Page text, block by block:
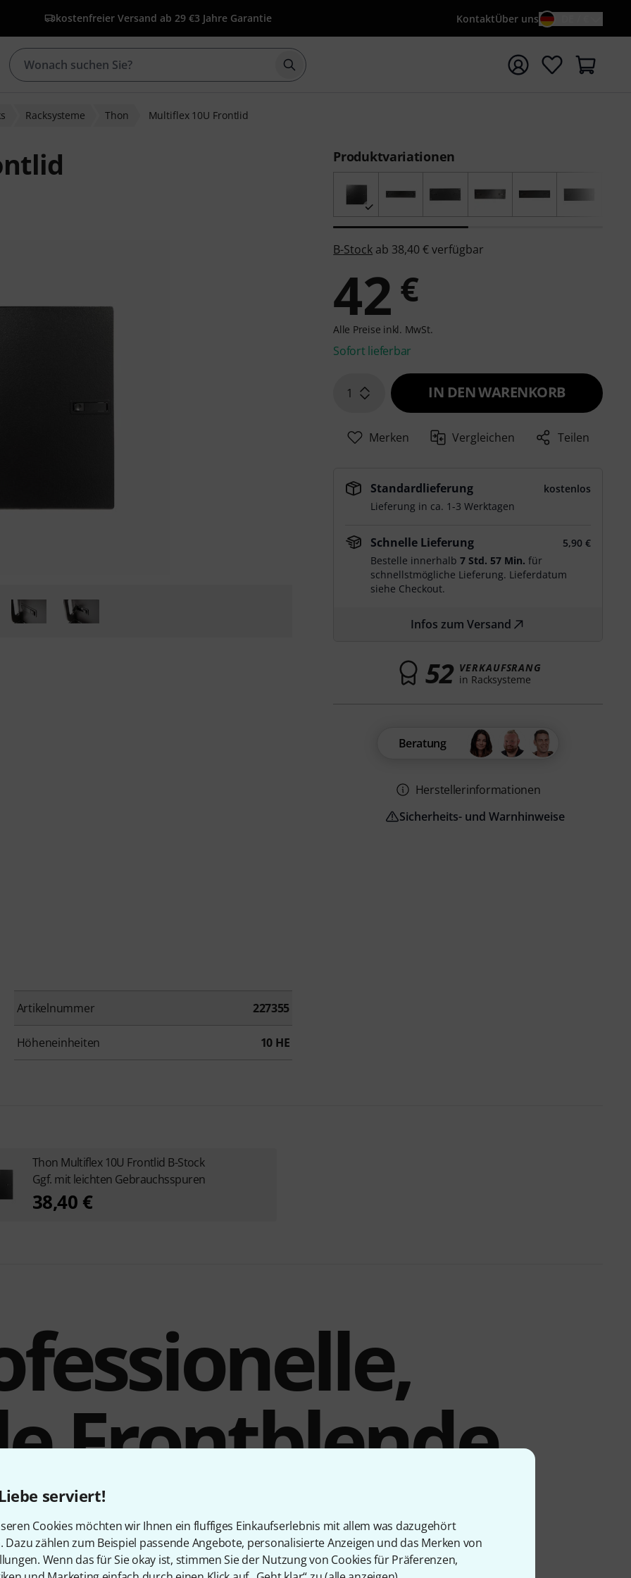
serviert!
Cookies möchten wir Ihnen ein fluffiges Einkaufserlebnis mit allem was dazugehört
Dazu zählen zum Beispiel passende Angebote, personalisierte Anzeigen und das Merken von
Wenn das für Sie okay ist, stimmen Sie der Nutzung von Cookies für Präferenzen,
kostenfreier Versand ab 29 €3 Jahre Garantie KontaktÜber uns
Suche mit Suchwort {searchTerm} starten
Racksysteme Thon Multiflex 10U Frontlid
Artikelnummer 227355
Höheneinheiten 10 HE
Produktvariationen
B-Stock ab 38,40 € verfügbar
42 €
Alle Preise inkl. MwSt.
Sofort lieferbar
1 IN DEN WARENKORB
Merken Vergleichen Teilen
Standardlieferung
kostenlos
Lieferung in ca. 1-3 Werktagen
Schnelle Lieferung
5,90 €
Bestelle innerhalb7 Std. 57 Min. für
schnellstmögliche Lieferung. Lieferdatum
siehe Checkout.
Infos zum Versand
52 VERKAUFSRANG
in Racksysteme
Beratung
Herstellerinformationen
Sicherheits- und Warnhinweise
Thon Multiflex 10U Frontlid B-Stock
Ggf. mit leichten Gebrauchsspuren
38,40 €
Frontblende
sorgt für den sauberen Verschluss nicht genutzter Höheneinheiten im Thon
Es wird in zwei Aussparungen der frontseitigen Seitenwände geklemmt, wann immer
19-Zoll-Equipment eingebaut werden soll. Dort behält es dank seiner beiden
Transport stabil seinen Platz bei – ganz wie es sich für einen Baustein in